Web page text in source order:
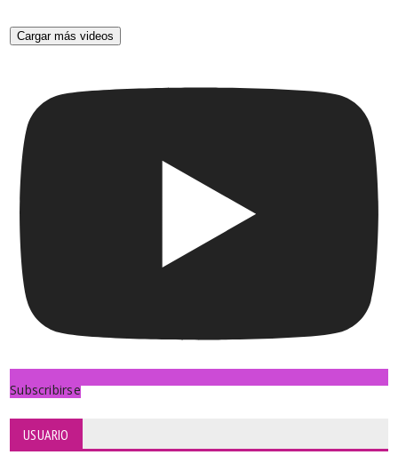
Cargar más videos
Subscribirse
USUARIO